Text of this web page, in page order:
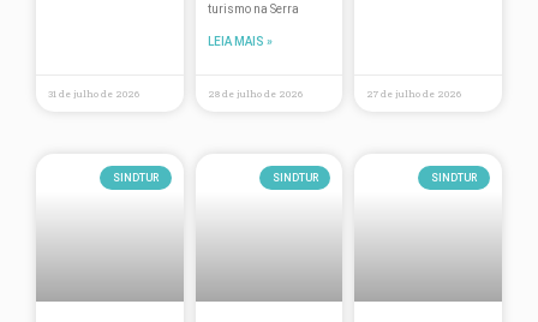
Fórum Gramado de Estudos Turísticos
Hotelaria
31 de julho de 2026
turismo na Serra
LEIA MAIS »
28 de julho de 2026 27 de julho de 2026
SINDTUR SINDTUR SINDTUR